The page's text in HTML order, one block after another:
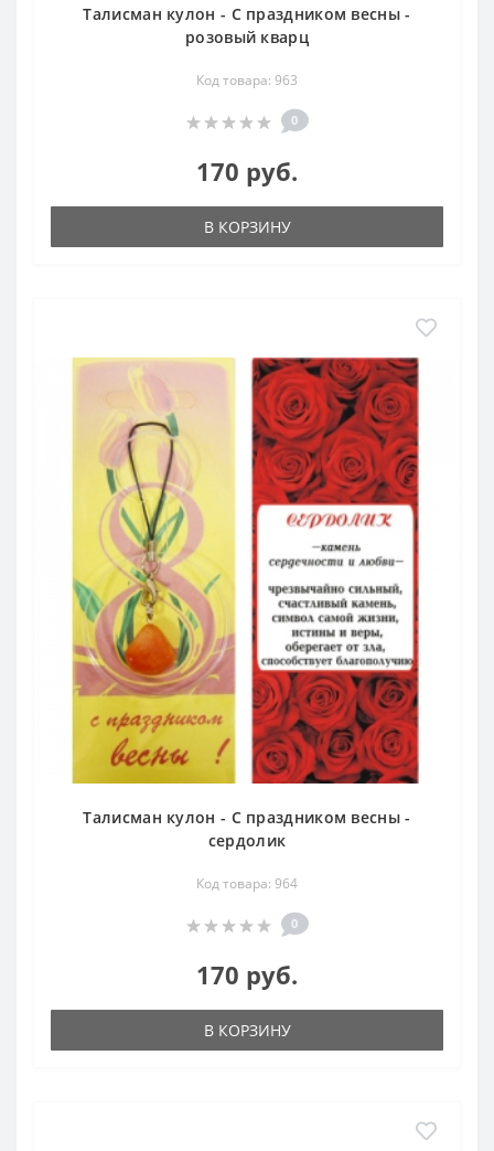
Талисман кулон - С праздником весны -
розовый кварц
Код товара: 963
0
170 руб.
В КОРЗИНУ
Талисман кулон - С праздником весны -
сердолик
Код товара: 964
0
170 руб.
В КОРЗИНУ